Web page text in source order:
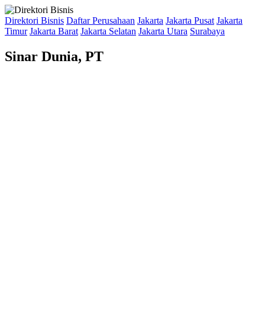
Direktori Bisnis Daftar Perusahaan Jakarta Jakarta Pusat Jakarta
Timur Jakarta Barat Jakarta Selatan Jakarta Utara Surabaya
Sinar Dunia, PT